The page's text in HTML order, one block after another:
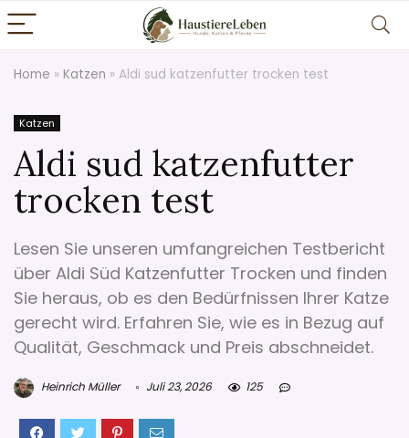
Home » Katzen » Aldi sud katzenfutter trocken test
Katzen
Aldi sud katzenfutter
trocken test
Lesen Sie unseren umfangreichen Testbericht
über Aldi Süd Katzenfutter Trocken und finden
Sie heraus, ob es den Bedürfnissen Ihrer Katze
gerecht wird. Erfahren Sie, wie es in Bezug auf
Qualität, Geschmack und Preis abschneidet.
Heinrich Müller Juli 23, 2026 125